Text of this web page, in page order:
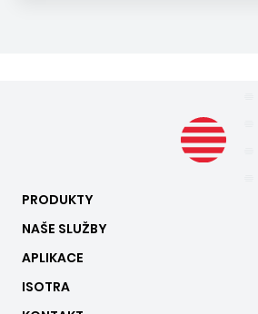
PRODUKTY
NAŠE SLUŽBY
APLIKACE
ISOTRA